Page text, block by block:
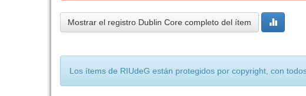
Mostrar el registro Dublin Core completo del ítem
Los ítems de RIUdeG están protegidos por copyright, con